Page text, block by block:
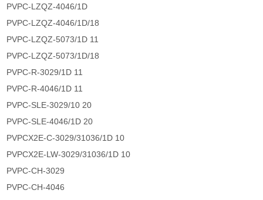
PVPC-LZQZ-4046/1D
PVPC-LZQZ-4046/1D/18
PVPC-LZQZ-5073/1D 11
PVPC-LZQZ-5073/1D/18
PVPC-R-3029/1D 11
PVPC-R-4046/1D 11
PVPC-SLE-3029/10 20
PVPC-SLE-4046/1D 20
PVPCX2E-C-3029/31036/1D 10
PVPCX2E-LW-3029/31036/1D 10
PVPC-CH-3029
PVPC-CH-4046